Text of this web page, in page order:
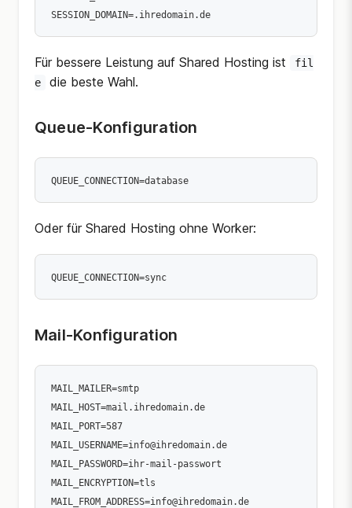
Für bessere Leistung auf Shared Hosting ist
fil
e
die beste Wahl.
Queue-Konfiguration
Oder für Shared Hosting ohne Worker:
Mail-Konfiguration
MAIL_MAILER=smtp
MAIL_HOST=mail.ihredomain.de
MAIL_PORT=587
MAIL_USERNAME=info@ihredomain.de
MAIL_PASSWORD=ihr-mail-passwort
MAIL_ENCRYPTION=tls
MAIL_FROM_ADDRESS=info@ihredomain.de